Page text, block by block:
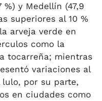
%) y Medellín (47,9
superiores al 10 %
arveja verde en
como la
tocarreña; mientras
variaciones al
por su parte,
en ciudades como